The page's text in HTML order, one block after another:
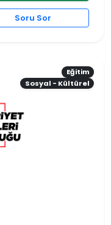
Soru Sor
Eğitim
Sosyal - Kültürel